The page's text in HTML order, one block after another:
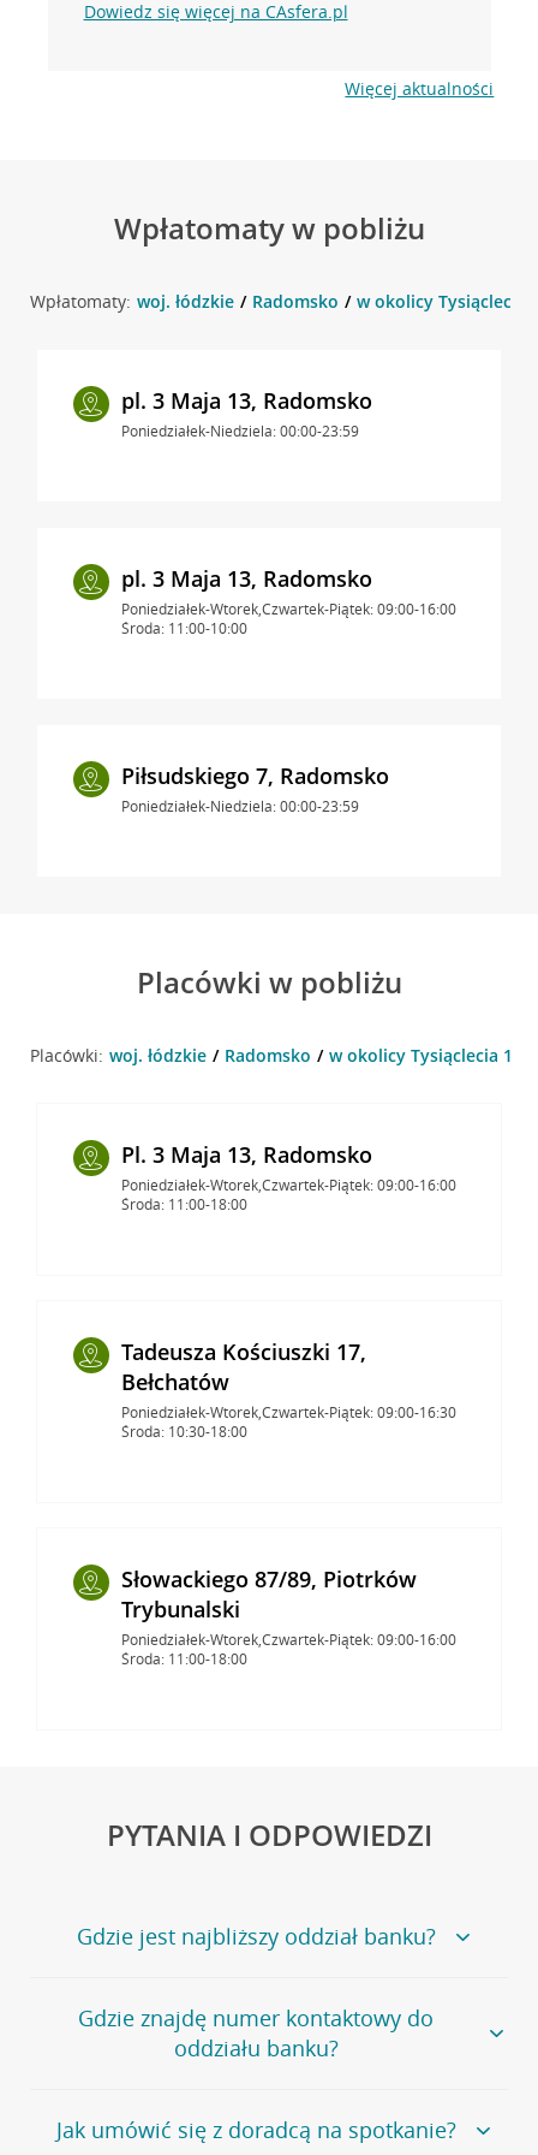
Dowiedz się więcej na CAsfera.pl
Więcej aktualności
Wpłatomaty w pobliżu
Wpłatomaty: woj. łódzkie Radomsko w okolicy Tysiąclecia
pl. 3 Maja 13, Radomsko
Poniedziałek-Niedziela: 00:00-23:59
pl. 3 Maja 13, Radomsko
Poniedziałek-Wtorek,Czwartek-Piątek: 09:00-16:00
Środa: 11:00-10:00
Piłsudskiego 7, Radomsko
Poniedziałek-Niedziela: 00:00-23:59
Placówki w pobliżu
Placówki: woj. łódzkie Radomsko w okolicy Tysiąclecia 1 ,
Pl. 3 Maja 13, Radomsko
Poniedziałek-Wtorek,Czwartek-Piątek: 09:00-16:00
Środa: 11:00-18:00
Tadeusza Kościuszki 17,
Bełchatów
Poniedziałek-Wtorek,Czwartek-Piątek: 09:00-16:30
Środa: 10:30-18:00
Słowackiego 87/89, Piotrków
Trybunalski
Poniedziałek-Wtorek,Czwartek-Piątek: 09:00-16:00
Środa: 11:00-18:00
PYTANIA I ODPOWIEDZI
Gdzie jest najbliższy oddział banku?
Jeśli szukasz oddziału naszego banku, zapraszamy na
stronęPlacówki i bankomaty, na której znajduje się
wygodna wyszukiwarka.
oddziałów
Gdzie znajdę numer kontaktowy do
oddziału banku?
Bank Credit Agricole nie udostępnia ogólnego numeru
telefonu do placówki bankowej.
Jak umówić się z doradcą na spotkanie?